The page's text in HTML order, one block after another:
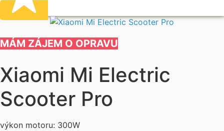
MÁM ZÁJEM O OPRAVU
Xiaomi Mi Electric
Scooter Pro
výkon motoru: 300W